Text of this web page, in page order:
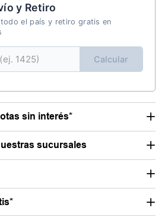
y Retiro
el país y retiro gratis en
Calcular
sin interés*
sucursales